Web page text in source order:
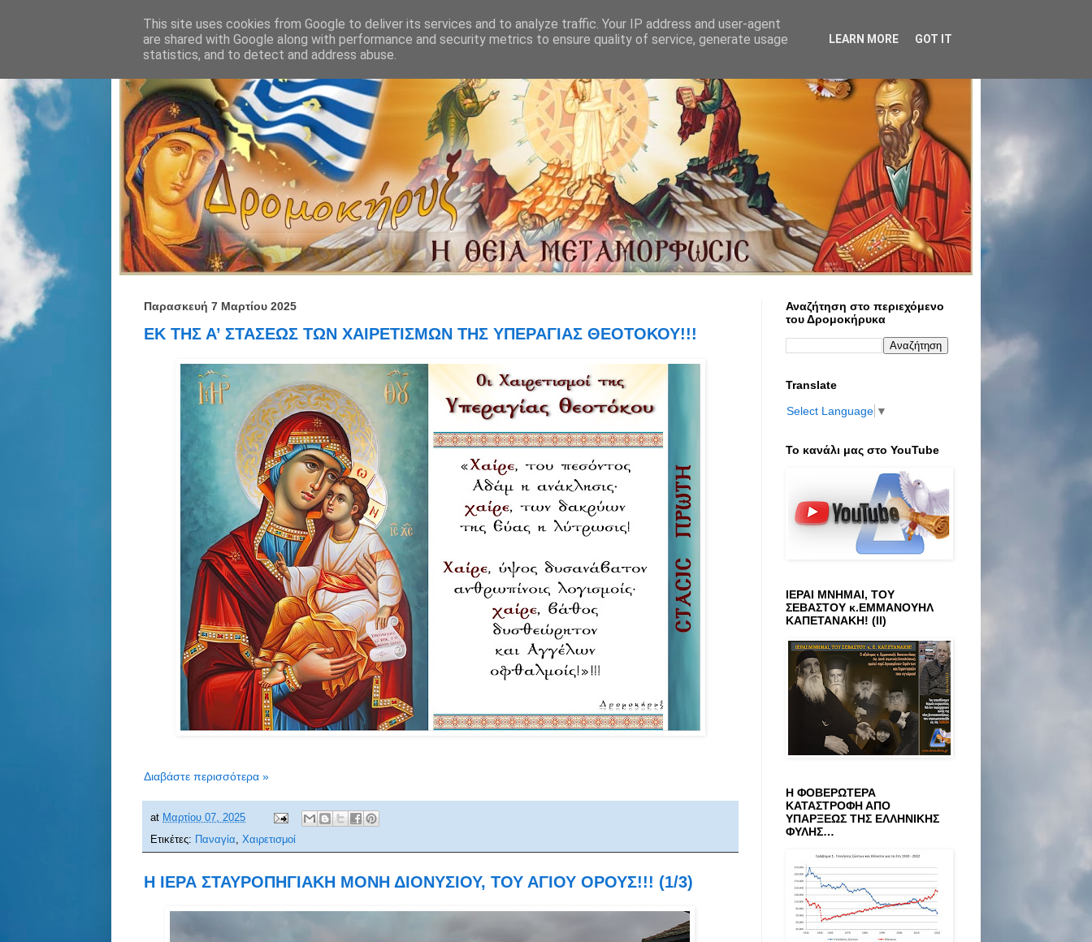
Παρασκευή 7 Μαρτίου 2025
ΕΚ ΤΗΣ Α’ ΣΤΑΣΕΩΣ ΤΩΝ ΧΑΙΡΕΤΙΣΜΩΝ ΤΗΣ ΥΠΕΡΑΓΙΑΣ ΘΕΟΤΟΚΟΥ!!!
Διαβάστε περισσότερα »
at Μαρτίου 07, 2025
Ετικέτες: Παναγία Χαιρετισμοί
Η ΙΕΡΑ ΣΤΑΥΡΟΠΗΓΙΑΚΗ ΜΟΝΗ ΔΙΟΝΥΣΙΟΥ, ΤΟΥ ΑΓΙΟΥ ΟΡΟΥΣ!!! (1/3)
Αναζήτηση στο περιεχόμενο
του Δρομοκήρυκα
Translate
Select Language ▼
Το κανάλι μας στο ΥοuTube
ΙΕΡΑΙ ΜΝΗΜΑΙ, ΤΟΥ
ΣΕΒΑΣΤΟΥ κ.ΕΜΜΑΝΟΥΗΛ
ΚΑΠΕΤΑΝΑΚΗ! (ΙΙ)
Η ΦΟΒΕΡΩΤΕΡΑ
ΚΑΤΑΣΤΡΟΦΗ ΑΠΟ
ΥΠΑΡΞΕΩΣ ΤΗΣ ΕΛΛΗΝΙΚΗΣ
ΦΥΛΗΣ…
This site uses cookies from Google to deliver its services and to analyze traffic. Your IP address and user-agent
are shared with Google along with performance and security metrics to ensure quality of service, generate usage
statistics, and to detect and address abuse.
LEARN MORE GOT IT